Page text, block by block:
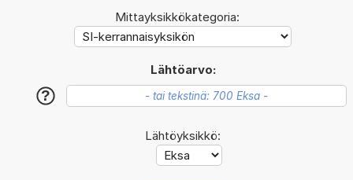
Mittayksikkökategoria:
Lähtöarvo:
?
Lähtöyksikkö: